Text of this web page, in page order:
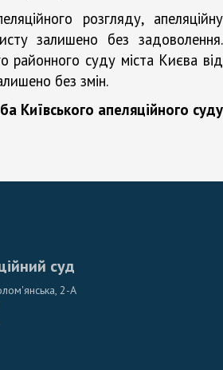
розгляду, апеляційну
залишено без задоволення.
районного суду міста Києва від
без змін.
Київського апеляційного суду
суд
2-А